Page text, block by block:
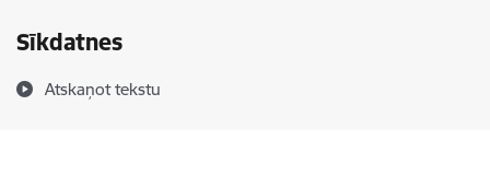
Sīkdatnes
Atskaņot tekstu